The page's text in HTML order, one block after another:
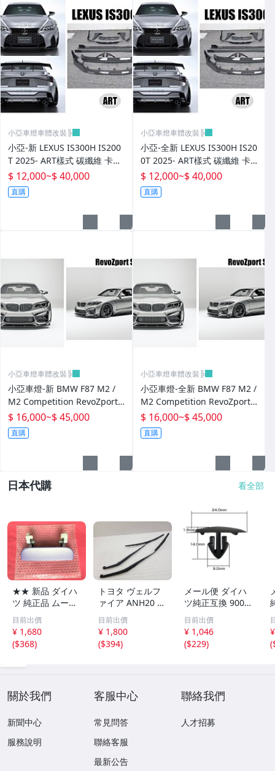
小亞車燈車體改裝╠
小亞-新 LEXUS IS300H IS200
T 2025- ART樣式 碳纖維 卡夢
前下巴 側裙 後下巴 尾翼
$ 12,000~$ 40,000
直購
小亞車燈車體改裝╠
小亞-全新 LEXUS IS300H IS20
0T 2025- ART樣式 碳纖維 卡
夢 前下巴 側裙 後下巴 尾翼
$ 12,000~$ 40,000
直購
小亞車燈車體改裝╠
小亞車燈-新 BMW F87 M2 /
M2 Competition RevoZport
Street 乾式碳纖維 套件 前下
巴 側裙 後下巴 尾翼
$ 16,000~$ 45,000
直購
小亞車燈車體改裝╠
小亞車燈-全新 BMW F87 M2 /
M2 Competition RevoZport
Street 乾式碳纖維 套件 前下
巴 側裙 後下巴
$ 16,000~$ 45,000
直購
日本代購 看全部
★★ 新品 ダイハ
ツ 純正品 ムーヴ
L150S L152S L16
0S リアゲート バ
ックドア トラン
ク 後ろ ドアノブ
目前出價
¥ 1,680
($368)
トヨタ ヴェルフ
ァイア ANH20 A
NH25 純正 ワイ
パーアーム 左右
セット [D98 CW-
35]
目前出價
¥ 1,800
($394)
メール便 ダイハ
ツ純正互換 9004
4-68280同等 フ
ードインシュレー
ター スクリュー
グロメット クリ
目前出價
¥ 1,046
($229)
(
關於我們
新聞中心
服務說明
客服中心
常見問答
聯絡客服
最新公告
聯絡我們
人才招募